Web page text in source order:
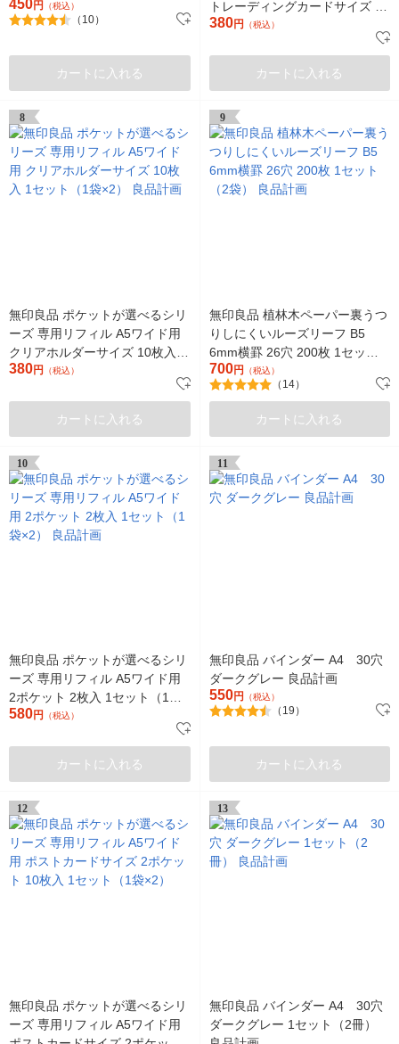
450円 （税込）
（10）
カートに入れる
トレーディングカードサイズ 4
ポケット10枚入 1セット（1袋
380円 （税込）
カートに入れる
8
無印良品 ポケットが選べるシリ
ーズ 専用リフィル A5ワイド用
クリアホルダーサイズ 10枚入 1
セット（1袋×2） 良品計画
380円 （税込）
カートに入れる
9
無印良品 植林木ペーパー裏うつ
りしにくいルーズリーフ B5
6mm横罫 26穴 200枚 1セット
（2袋） 良品計画
700円 （税込）
（14）
カートに入れる
10
無印良品 ポケットが選べるシリ
ーズ 専用リフィル A5ワイド用
2ポケット 2枚入 1セット（1袋
×2） 良品計画
580円 （税込）
カートに入れる
11
無印良品 バインダー A4 30穴
ダークグレー 良品計画
550円 （税込）
（19）
カートに入れる
12
無印良品 ポケットが選べるシリ
ーズ 専用リフィル A5ワイド用
13
無印良品 バインダー A4 30穴
ダークグレー 1セット（2冊）